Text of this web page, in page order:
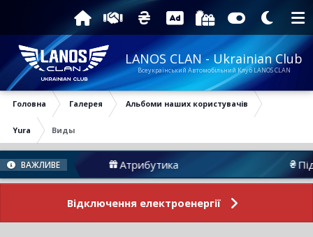
LANOS CLAN - Ukrainian Club
Всеукраїнський Автомобільний Клуб LANOS CLAN
Головна Галерея Альбоми наших користувачів
Yura Виды
ВАЖЛИВЕ Атрибутика
Відключення електроенергії